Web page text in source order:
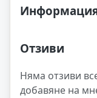
Отзиви
Няма отзиви
добавяне на